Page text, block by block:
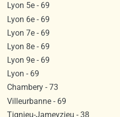
Lyon 5e - 69
Lyon 6e - 69
Lyon 7e - 69
Lyon 8e - 69
Lyon 9e - 69
Lyon - 69
Chambery - 73
Villeurbanne - 69
Tignieu-Jameyzieu - 38